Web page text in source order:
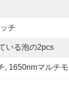
チ
いる泡の2pcs
, 1650nmマルチ